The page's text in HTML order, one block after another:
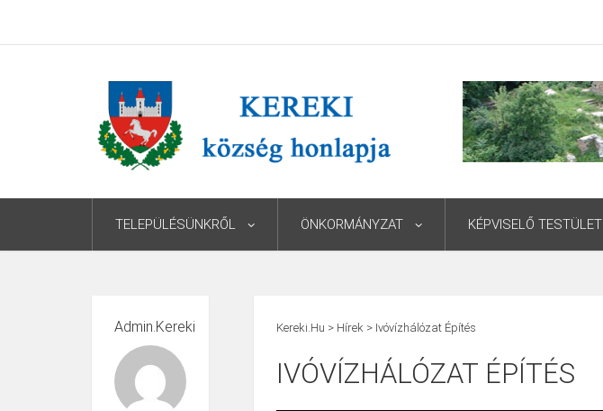
TELEPÜLÉSÜNKRŐL ÖNKORMÁNYZAT KÉPVISELŐ TESTÜLET
Admin.kereki Kereki.hu > Hírek > Ivóvízhálózat Építés
IVÓVÍZHÁLÓZAT ÉPÍTÉS